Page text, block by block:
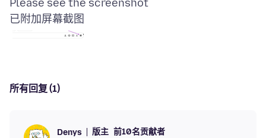
已附加屏幕截图
所有回复 (1)
Denys 版主 前10名贡献者